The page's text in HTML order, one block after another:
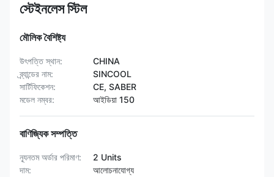
স্টেইনলেস স্টিল
মৌলিক বৈশিষ্ট্য
উৎপত্তি স্থান:
CHINA
ব্র্যান্ডের নাম:
SINCOOL
সার্টিফিকেশন:
CE, SABER
মডেল নম্বর:
আইডিয়া 150
বাণিজ্যিক সম্পত্তি
ন্যূনতম অর্ডার পরিমাণ:
2 Units
দাম:
আলোচনাযোগ্য